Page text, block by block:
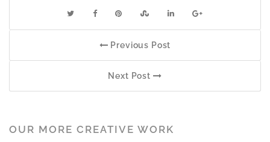
Previous Post
Next Post
OUR MORE CREATIVE WORK